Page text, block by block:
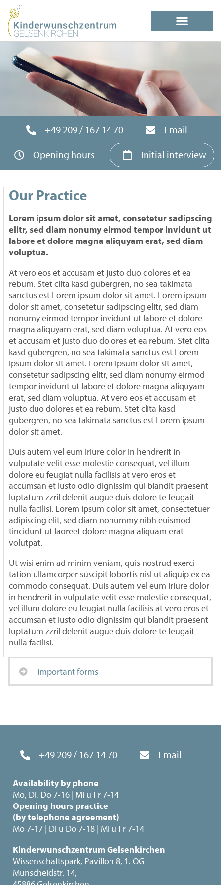
+49 209 / 167 14 70
Email
Opening hours
Initial interview
Important forms
Our Practice
Lorem ipsum dolor sit amet, consetetur sadipscing
elitr, sed diam nonumy eirmod tempor invidunt ut
labore et dolore magna aliquyam erat, sed diam
voluptua.
At vero eos et accusam et justo duo dolores et ea
rebum. Stet clita kasd gubergren, no sea takimata
sanctus est Lorem ipsum dolor sit amet. Lorem ipsum
dolor sit amet, consetetur sadipscing elitr, sed diam
nonumy eirmod tempor invidunt ut labore et dolore
magna aliquyam erat, sed diam voluptua. At vero eos
et accusam et justo duo dolores et ea rebum. Stet clita
kasd gubergren, no sea takimata sanctus est Lorem
ipsum dolor sit amet. Lorem ipsum dolor sit amet,
consetetur sadipscing elitr, sed diam nonumy eirmod
tempor invidunt ut labore et dolore magna aliquyam
erat, sed diam voluptua. At vero eos et accusam et
justo duo dolores et ea rebum. Stet clita kasd
gubergren, no sea takimata sanctus est Lorem ipsum
dolor sit amet.
Duis autem vel eum iriure dolor in hendrerit in
vulputate velit esse molestie consequat, vel illum
dolore eu feugiat nulla facilisis at vero eros et
accumsan et iusto odio dignissim qui blandit praesent
luptatum zzril delenit augue duis dolore te feugait
nulla facilisi. Lorem ipsum dolor sit amet, consectetuer
adipiscing elit, sed diam nonummy nibh euismod
tincidunt ut laoreet dolore magna aliquam erat
volutpat.
Ut wisi enim ad minim veniam, quis nostrud exerci
tation ullamcorper suscipit lobortis nisl ut aliquip ex ea
commodo consequat. Duis autem vel eum iriure dolor
in hendrerit in vulputate velit esse molestie consequat,
vel illum dolore eu feugiat nulla facilisis at vero eros et
accumsan et iusto odio dignissim qui blandit praesent
luptatum zzril delenit augue duis dolore te feugait
nulla facilisi.
+49 209 / 167 14 70 Email
Availability by phone
Mo, Di, Do 7-16 | Mi u Fr 7-14
Opening hours practice
(by telephone agreement)
Mo 7-17 | Di u Do 7-18 | Mi u Fr 7-14
Kinderwunschzentrum Gelsenkirchen
Wissenschaftspark, Pavillon 8, 1. OG
Munscheidstr. 14,